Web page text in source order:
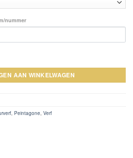
nummer
AAN WINKELWAGEN
, Peintagone, Verf